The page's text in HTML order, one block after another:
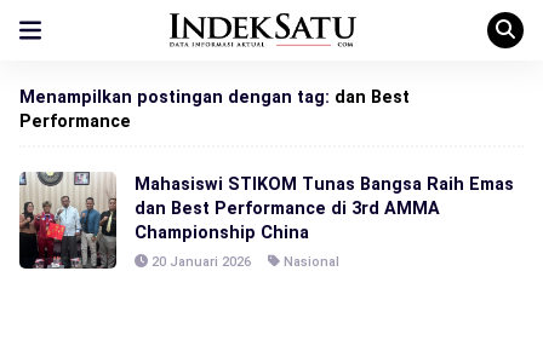
Menampilkan postingan dengan tag: dan Best
Performance
Mahasiswi STIKOM Tunas Bangsa Raih Emas
dan Best Performance di 3rd AMMA
Championship China
20 Januari 2026 Nasional